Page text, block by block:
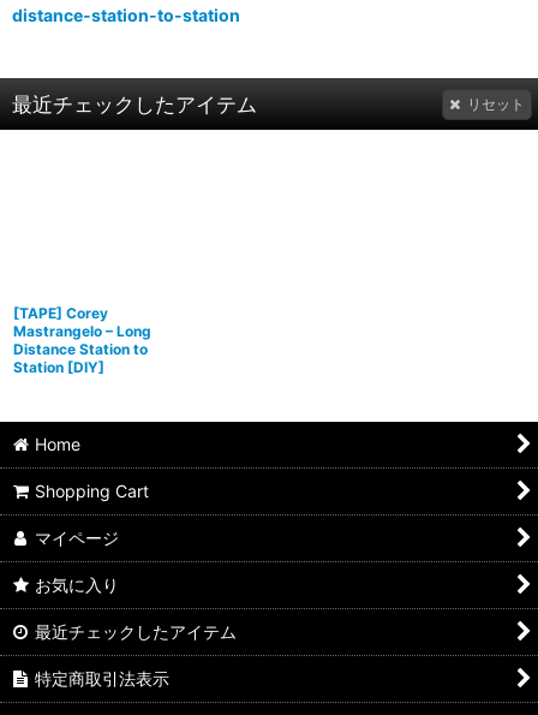
distance-station-to-station
最近チェックしたアイテム リセット
[TAPE] Corey
Mastrangelo – Long
Distance Station to
Station [DIY]
Home
Shopping Cart
マイページ
お気に入り
最近チェックしたアイテム
特定商取引法表示